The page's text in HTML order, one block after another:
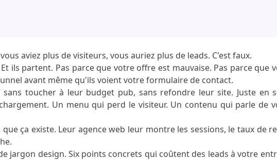
aviez plus de visiteurs, vous auriez plus de leads. C'est faux.
ils partent. Pas parce que votre offre est mauvaise. Pas parce que
avant même qu'ils voient votre formulaire de contact.
sans toucher à leur budget pub, sans refondre leur site. Juste en
Un menu qui perd le visiteur. Un contenu qui parle de
ça existe. Leur agence web leur montre les sessions, le taux de
jargon design. Six points concrets qui coûtent des leads à votre